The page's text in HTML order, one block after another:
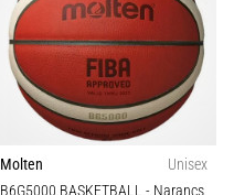
Molten
Unisex